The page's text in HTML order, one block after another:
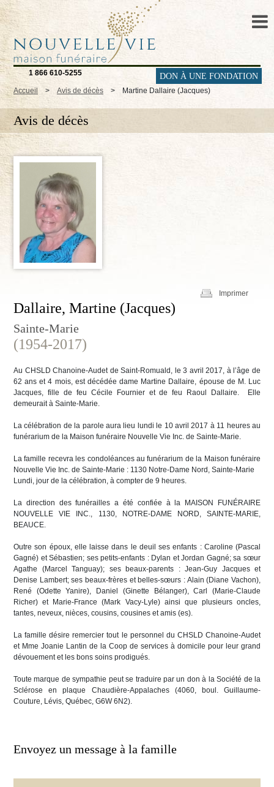
1 866 610-5255 DON À UNE FONDATION
Accueil > Avis de décès > Martine Dallaire (Jacques)
Avis de décès
Imprimer
Dallaire, Martine (Jacques)
Sainte-Marie
(1954-2017)
Au CHSLD Chanoine-Audet de Saint-Romuald, le 3 avril 2017, à l’âge de
62 ans et 4 mois, est décédée dame Martine Dallaire, épouse de M. Luc
Jacques, fille de feu Cécile Fournier et de feu Raoul Dallaire. Elle
demeurait à Sainte-Marie.
La célébration de la parole aura lieu lundi le 10 avril 2017 à 11 heures au
funérarium de la Maison funéraire Nouvelle Vie Inc. de Sainte-Marie.
La famille recevra les condoléances au funérarium de la Maison funéraire
Nouvelle Vie Inc. de Sainte-Marie : 1130 Notre-Dame Nord, Sainte-Marie
Lundi, jour de la célébration, à compter de 9 heures.
La direction des funérailles a été confiée à la MAISON FUNÉRAIRE
NOUVELLE VIE INC., 1130, NOTRE-DAME NORD, SAINTE-MARIE,
BEAUCE.
Outre son époux, elle laisse dans le deuil ses enfants : Caroline (Pascal
Gagné) et Sébastien; ses petits-enfants : Dylan et Jordan Gagné; sa sœur
Agathe (Marcel Tanguay); ses beaux-parents : Jean-Guy Jacques et
Denise Lambert; ses beaux-frères et belles-sœurs : Alain (Diane Vachon),
René (Odette Yanire), Daniel (Ginette Bélanger), Carl (Marie-Claude
Richer) et Marie-France (Mark Vacy-Lyle) ainsi que plusieurs oncles,
tantes, neveux, nièces, cousins, cousines et amis (es).
La famille désire remercier tout le personnel du CHSLD Chanoine-Audet
et Mme Joanie Lantin de la Coop de services à domicile pour leur grand
dévouement et les bons soins prodigués.
Toute marque de sympathie peut se traduire par un don à la Société de la
Sclérose en plaque Chaudière-Appalaches (4060, boul. Guillaume-
Couture, Lévis, Québec, G6W 6N2).
Envoyez un message à la famille